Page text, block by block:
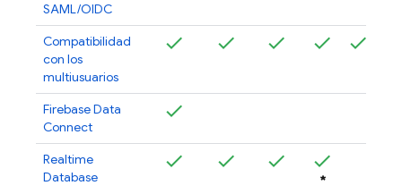
SAML/OIDC
Compatibilidad
con los
multiusuarios
Firebase Data
Connect
Realtime
Database
*